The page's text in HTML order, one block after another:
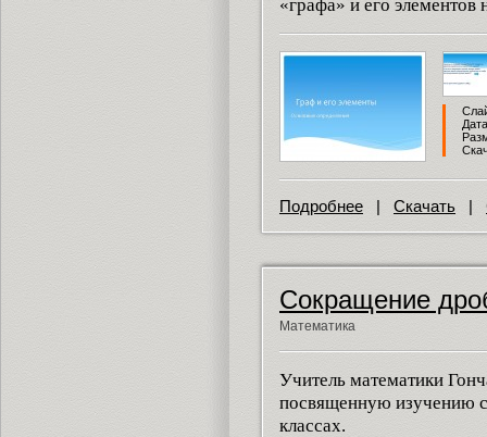
«графа» и его элементов
Подробнее | Скачать |
Сокращение
Математика
Учитель математики
посвященную изучению
классах.